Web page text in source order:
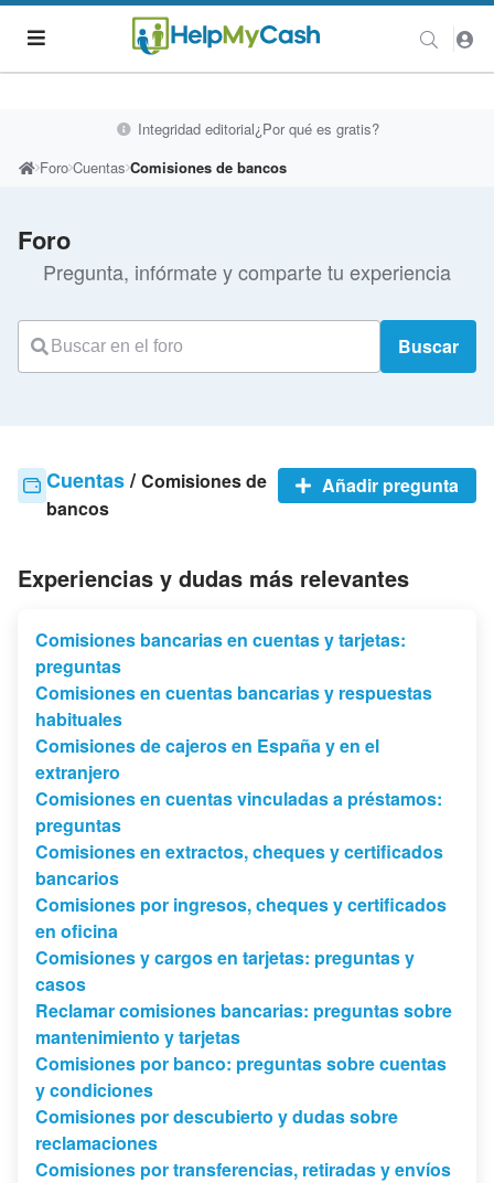
Integridad editorial¿Por qué es gratis?
Foro Cuentas Comisiones de bancos
Foro
Pregunta, infórmate y comparte tu experiencia
Buscar
Cuentas/ Comisiones de
bancos
Añadir pregunta
Experiencias y dudas más relevantes
Comisiones bancarias en cuentas y tarjetas:
preguntas
Comisiones en cuentas bancarias y respuestas
habituales
Comisiones de cajeros en España y en el
extranjero
Comisiones en cuentas vinculadas a préstamos:
preguntas
Comisiones en extractos, cheques y certificados
bancarios
Comisiones por ingresos, cheques y certificados
en oficina
Comisiones y cargos en tarjetas: preguntas y
casos
Reclamar comisiones bancarias: preguntas sobre
mantenimiento y tarjetas
Comisiones por banco: preguntas sobre cuentas
y condiciones
Comisiones por descubierto y dudas sobre
reclamaciones
Comisiones por transferencias, retiradas y envíos